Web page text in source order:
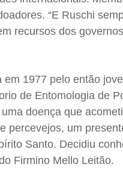
“E Ruschi
recursos dos
1977 pelo então
de Entomologia de
doença que
percevejos, um
Santo. Decidiu
Firmino Mello Leitão.